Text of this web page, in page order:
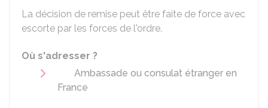
La décision de remise peut être faite de force avec
escorte par les forces de l'ordre.
Où s'adresser ?
Ambassade ou consulat étranger en
France